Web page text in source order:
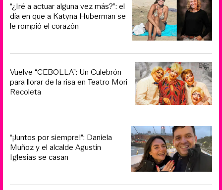
“¿Iré a actuar alguna vez más?”: el
día en que a Katyna Huberman se
le rompió el corazón
Vuelve “CEBOLLA”: Un Culebrón
para llorar de la risa en Teatro Mori
Recoleta
“¡Juntos por siempre!”: Daniela
Muñoz y el alcalde Agustín
Iglesias se casan